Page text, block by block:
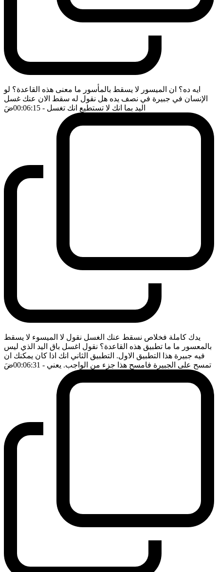
ايه ده؟ ان الميسور لا يسقط بالمأسور ما معنى هذه القاعدة؟ لو
الإنسان في جبيرة في نصف يده هل نقول له سقط الان عنك غسل
اليد بما انك لا تستطيع انك تغسل - 00:06:15 ضَ
يدك كاملة فخلاص نسقط عنك الغسل نقول لا الميسوء لا يسقط
بالمعسور ما ما تطبيق هذه القاعدة؟ نقول اغسل باق اليد الذي ليس
فيه جبيرة هذا التطبيق الاول. التطبيق الثاني انك اذا كان يمكنك ان
تمسح على الجبيرة فامسح هذا جزء من الواجب. يعني - 00:06:31 ضَ